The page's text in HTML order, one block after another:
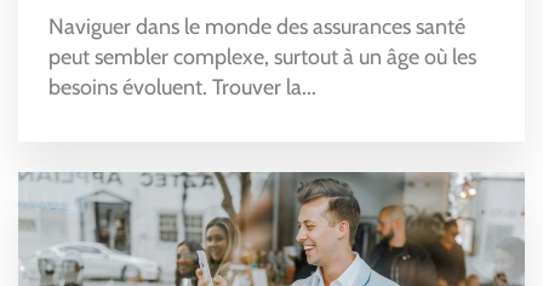
Naviguer dans le monde des assurances santé
peut sembler complexe, surtout à un âge où les
besoins évoluent. Trouver la...